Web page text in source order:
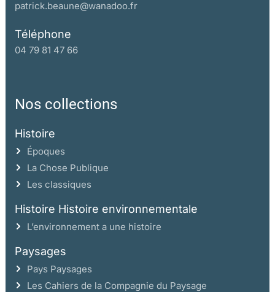
patrick.beaune@wanadoo.fr
Téléphone
04 79 81 47 66
Nos collections
Histoire
Époques
La Chose Publique
Les classiques
Histoire Histoire environnementale
L’environnement a une histoire
Paysages
Pays Paysages
Les Cahiers de la Compagnie du Paysage